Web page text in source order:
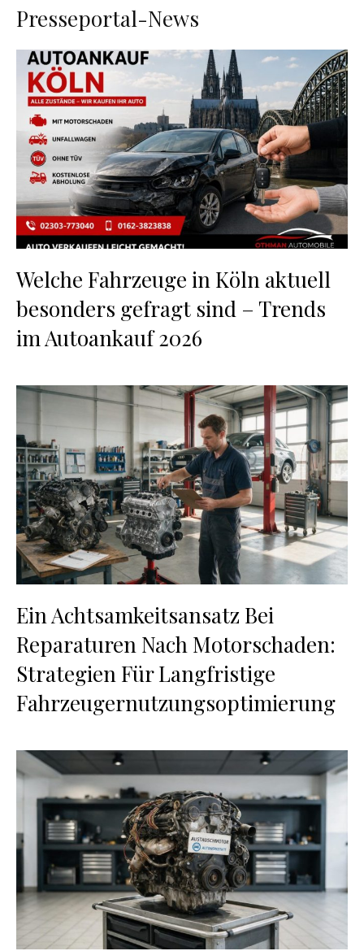
Presseportal-News
Welche Fahrzeuge in Köln aktuell
besonders gefragt sind – Trends
im Autoankauf 2026
Ein Achtsamkeitsansatz Bei
Reparaturen Nach Motorschaden:
Strategien Für Langfristige
Fahrzeugernutzungsoptimierung